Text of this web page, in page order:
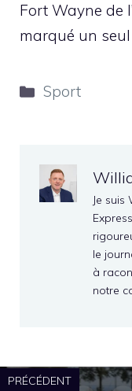
Fort Wayne de
marqué un
Catégories
Sport
Je
le
à
notre
PRÉCÉDENT